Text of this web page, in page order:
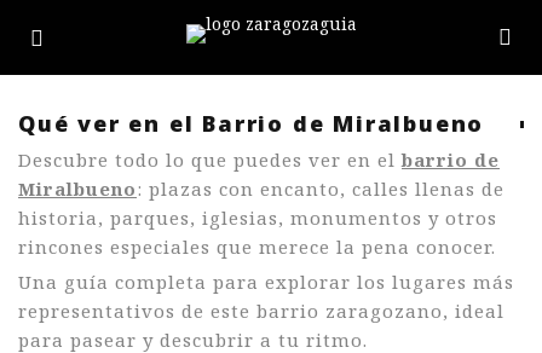
Qué ver en el Barrio de Miralbueno
Descubre todo lo que puedes ver en elbarrio de
Miralbueno: plazas con encanto, calles llenas de
historia, parques, iglesias, monumentos y otros
rincones especiales que merece la pena conocer.
Una guía completa para explorar los lugares más
representativos de este barrio zaragozano, ideal
para pasear y descubrir a tu ritmo.